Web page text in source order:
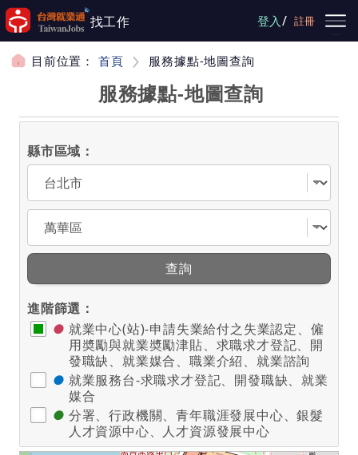
跳到主要內容
找工作 登入/ 註冊
目前位置： 首頁 服務據點-地圖查詢
服務據點-地圖查詢
縣市區域：
選擇縣市
選擇區域
查詢
進階篩選：
● 就業中心(站)-申請失業給付之失業認定、僱
用奬勵與就業奬勵津貼、求職求才登記、開
發職缺、就業媒合、職業介紹、就業諮詢
● 就業服務台-求職求才登記、開發職缺、就業
媒合
● 分署、行政機關、青年職涯發展中心、銀髮
人才資源中心、人才資源發展中心